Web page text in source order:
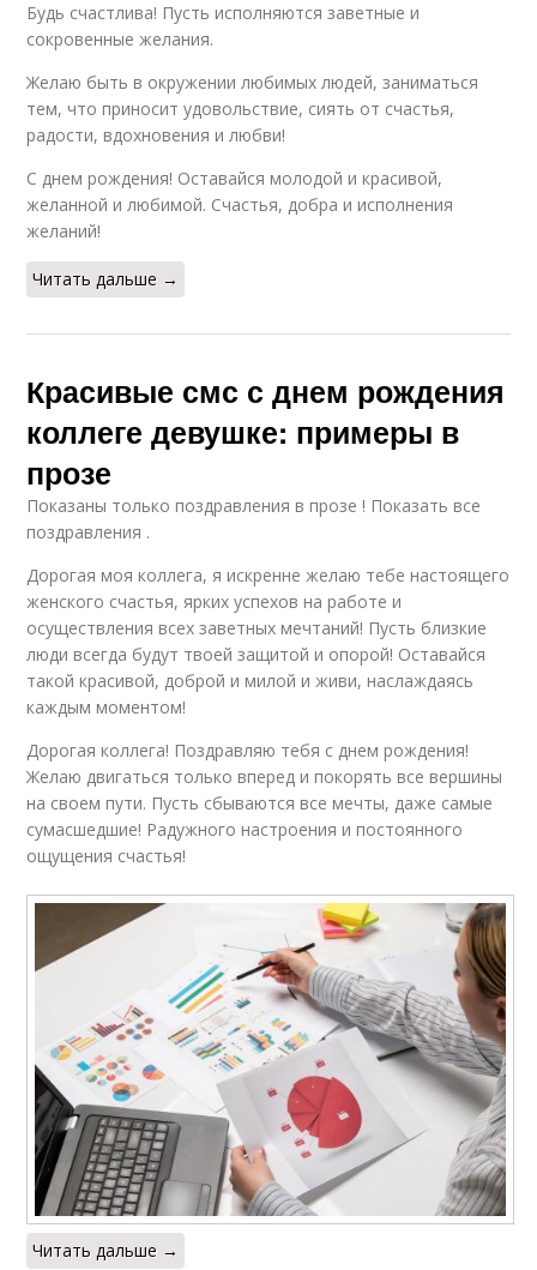
Будь счастлива! Пусть исполняются заветные и
сокровенные желания.
Желаю быть в окружении любимых людей, заниматься
тем, что приносит удовольствие, сиять от счастья,
радости, вдохновения и любви!
С днем рождения! Оставайся молодой и красивой,
желанной и любимой. Счастья, добра и исполнения
желаний!
Читать дальше →
Красивые смс с днем рождения
коллеге девушке: примеры в
прозе
Показаны только поздравления в прозе ! Показать все
поздравления .
Дорогая моя коллега, я искренне желаю тебе настоящего
женского счастья, ярких успехов на работе и
осуществления всех заветных мечтаний! Пусть близкие
люди всегда будут твоей защитой и опорой! Оставайся
такой красивой, доброй и милой и живи, наслаждаясь
каждым моментом!
Дорогая коллега! Поздравляю тебя с днем рождения!
Желаю двигаться только вперед и покорять все вершины
на своем пути. Пусть сбываются все мечты, даже самые
сумасшедшие! Радужного настроения и постоянного
ощущения счастья!
Читать дальше →